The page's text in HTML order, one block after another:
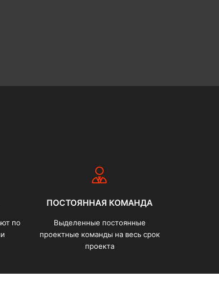
по
ПОСТОЯННАЯ КОМАНДА
Выделенные постоянные
проектные команды на весь срок
проекта